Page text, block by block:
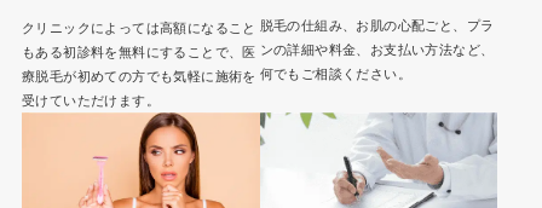
クリニックによっては高額になること
もある初診料を無料にすることで、医
療脱毛が初めての方でも気軽に施術を
受けていただけます。
脱毛の仕組み、お肌の心配ごと、プラ
ンの詳細や料金、お支払い方法など、
何でもご相談ください。